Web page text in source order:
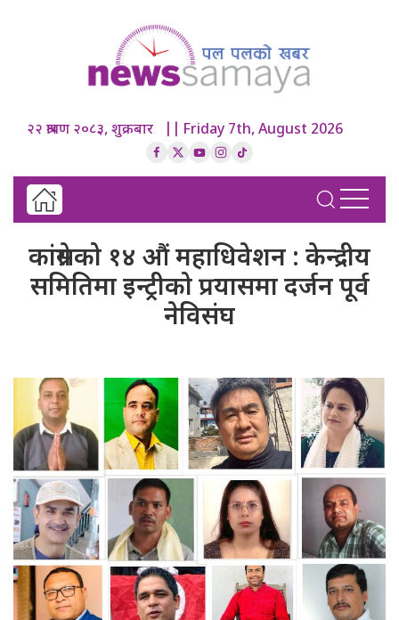
२२ श्रावण २०८३, शुक्रबार || Friday 7th, August 2026
कांग्रेसको १४ औं महाधिवेशन : केन्द्रीय
समितिमा इन्ट्रीको प्रयासमा दर्जन पूर्व
नेविसंघ